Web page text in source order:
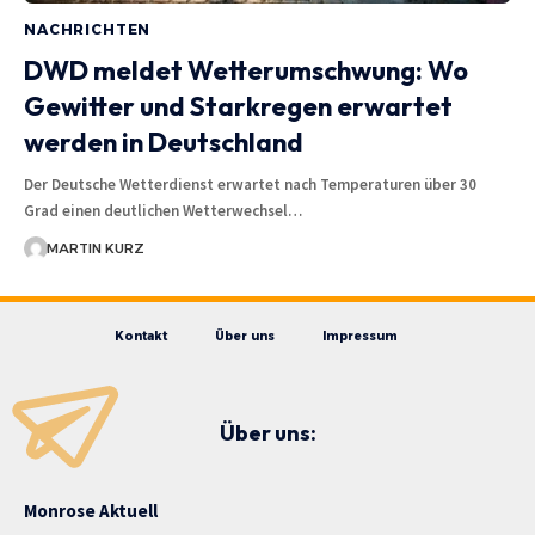
NACHRICHTEN
DWD meldet Wetterumschwung: Wo
Gewitter und Starkregen erwartet
werden in Deutschland
Der Deutsche Wetterdienst erwartet nach Temperaturen über 30
Grad einen deutlichen Wetterwechsel…
MARTIN KURZ
Kontakt Über uns Impressum
Über uns:
Monrose Aktuell